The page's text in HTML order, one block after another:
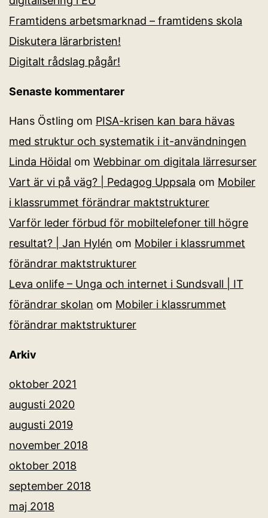
Framtidens arbetsmarknad – framtidens skola
Diskutera lärarbristen!
Digitalt rådslag pågår!
Senaste kommentarer
Hans Östling om PISA-krisen kan bara hävas
med struktur och systematik i it-användningen
Linda Höidal om Webbinar om digitala lärresurser
Vart är vi på väg? | Pedagog Uppsala om Mobiler
i klassrummet förändrar maktstrukturer
Varför leder förbud för mobiltelefoner till högre
resultat? | Jan Hylén om Mobiler i klassrummet
förändrar maktstrukturer
Leva onlife – Unga och internet i Sundsvall | IT
förändrar skolan om Mobiler i klassrummet
förändrar maktstrukturer
Arkiv
oktober 2021
augusti 2020
augusti 2019
november 2018
oktober 2018
september 2018
maj 2018